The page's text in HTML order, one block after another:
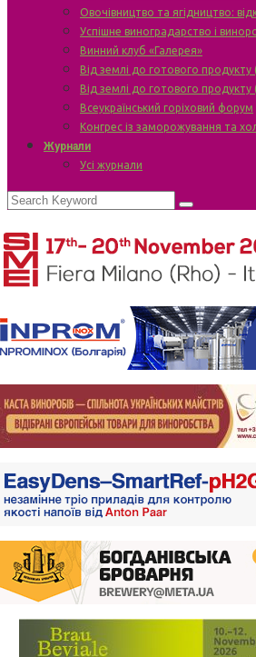
Овочівництво та ягідництво:
Успішне виноградарство і
Винний клуб «Галерея»
Від землі до готового продукту
Від землі до готового продукту
Всеукраїнський горіховий форум
Конгрес із заморожування та
Журнали
Усі журнали